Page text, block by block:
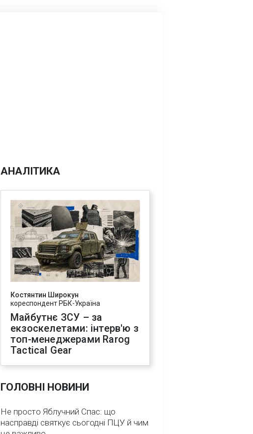
АНАЛІТИКА
Костянтин Широкун
кореспондент РБК-Україна
Майбутнє ЗСУ – за
екзоскелетами: інтерв'ю з
топ-менеджерами Rarog
Tactical Gear
ГОЛОВНІ НОВИНИ
Не просто Яблучний Спас: що
насправді святкує сьогодні ПЦУ й чим